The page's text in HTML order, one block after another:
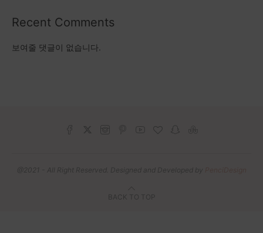
Recent Comments
보여줄 댓글이 없습니다.
@2021 - All Right Reserved. Designed and Developed by
BACK TO TOP